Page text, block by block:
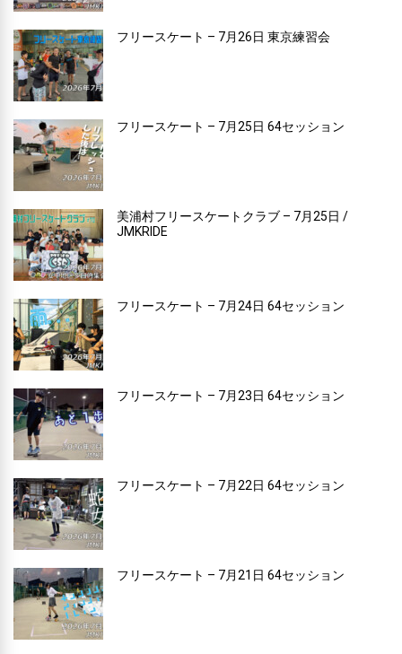
フリースケート – 7月26日 東京練習会
フリースケート – 7月25日 64セッション
美浦村フリースケートクラブ – 7月25日 /
JMKRIDE
フリースケート – 7月24日 64セッション
フリースケート – 7月23日 64セッション
フリースケート – 7月22日 64セッション
フリースケート – 7月21日 64セッション